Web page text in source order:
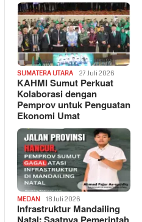
SUMATERA UTARA 27 Juli 2026
KAHMI Sumut Perkuat
Kolaborasi dengan
Pemprov untuk Penguatan
Ekonomi Umat
MEDAN 18 Juli 2026
Infrastruktur Mandailing